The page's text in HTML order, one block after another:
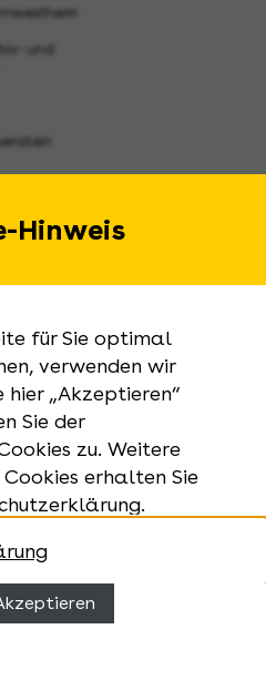
Hinweis
für Sie optimal
verwenden wir
hier „Akzeptieren“
Sie der
zu. Weitere
erhalten Sie
und